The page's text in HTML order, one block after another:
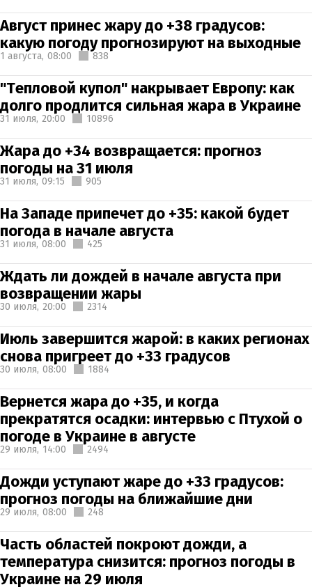
Август принес жару до +38 градусов:
какую погоду прогнозируют на выходные
1 августа, 08:00 838
"Тепловой купол" накрывает Европу: как
долго продлится сильная жара в Украине
31 июля, 20:00 10896
Жара до +34 возвращается: прогноз
погоды на 31 июля
31 июля, 09:15 905
На Западе припечет до +35: какой будет
погода в начале августа
31 июля, 08:00 425
Ждать ли дождей в начале августа при
возвращении жары
30 июля, 20:00 2314
Июль завершится жарой: в каких регионах
снова пригреет до +33 градусов
30 июля, 08:00 1884
Вернется жара до +35, и когда
прекратятся осадки: интервью с Птухой о
погоде в Украине в августе
29 июля, 14:00 2494
Дожди уступают жаре до +33 градусов:
прогноз погоды на ближайшие дни
29 июля, 08:00 248
Часть областей покроют дожди, а
температура снизится: прогноз погоды в
Украине на 29 июля